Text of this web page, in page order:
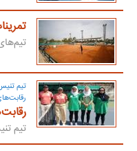
تیم تنیس زیر